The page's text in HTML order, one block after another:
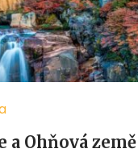
a Ohňová